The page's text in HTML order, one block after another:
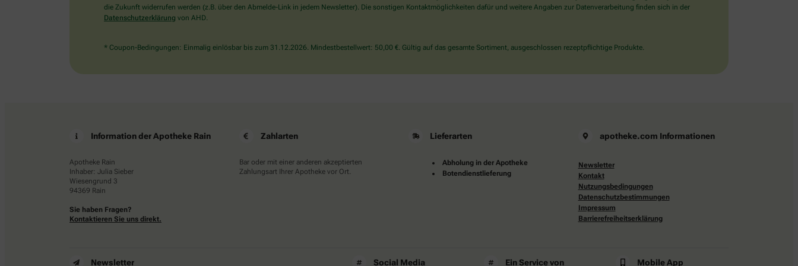
wählen
Flagge.
die Zukunft widerrufen werden (z.B. über den Abmelde-Link in jedem Newsletter). Die sonstigen Kontaktmöglichkeiten dafür und weitere Angaben zur Datenverarbeitung finden sich in der
Datenschutzerklärung von AHD.
* Coupon-Bedingungen: Einmalig einlösbar bis zum 31.12.2026. Mindestbestellwert: 50,00 €. Gültig auf das gesamte Sortiment, ausgeschlossen rezeptpflichtige Produkte.
Information der Apotheke Rain
Apotheke Rain
Inhaber: Julia Sieber
Wiesengrund 3
94369 Rain
Sie haben Fragen?
Kontaktieren Sie uns direkt.
Zahlarten
Bar oder mit einer anderen akzeptierten
Zahlungsart Ihrer Apotheke vor Ort.
Lieferarten
Abholung in der Apotheke
Botendienstlieferung
apotheke.com Informationen
Newsletter
Kontakt
Nutzungsbedingungen
Datenschutzbestimmungen
Impressum
Barrierefreiheitserklärung
Newsletter Social Media Ein Service von Mobile App